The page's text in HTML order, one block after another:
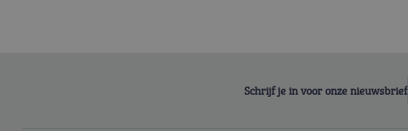
Schrijf je in voor onze nieuwsbrief